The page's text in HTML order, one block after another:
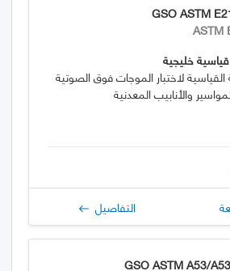
GSO ASTM
ASTM
خليجية
لاختبار الموجات فوق الصوتية
والأنابيب المعدنية
التفاصيل
GSO ASTM A53/